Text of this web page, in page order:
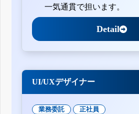
一気通貫で担います。
Detail
UI/UXデザイナー
業務委託 正社員